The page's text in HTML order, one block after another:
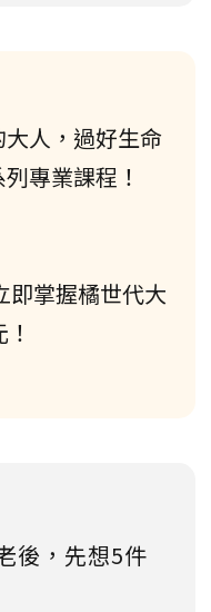
人，過好生命
專業課程！
即掌握橘世代大
後，先想5件